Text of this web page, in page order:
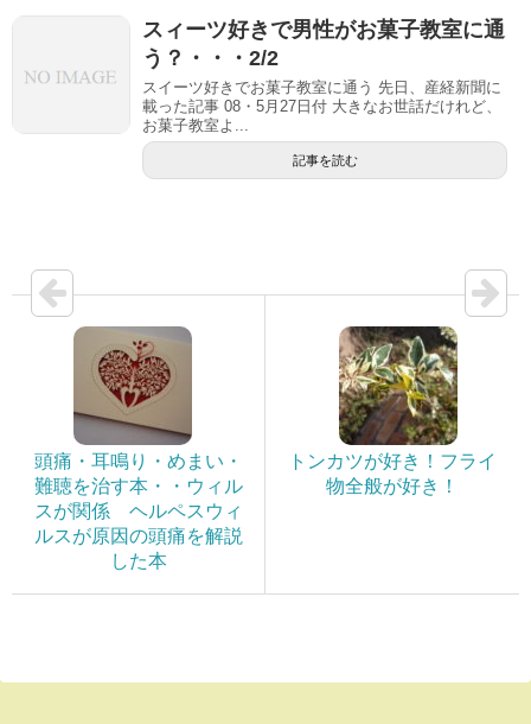
スィーツ好きで男性がお菓子教室に通
う？・・・2/2
スイーツ好きでお菓子教室に通う 先日、産経新聞に
載った記事 08・5月27日付 大きなお世話だけれど、
お菓子教室よ...
記事を読む
頭痛・耳鳴り・めまい・
難聴を治す本・・ウィル
スが関係 ヘルペスウィ
ルスが原因の頭痛を解説
した本
トンカツが好き！フライ
物全般が好き！